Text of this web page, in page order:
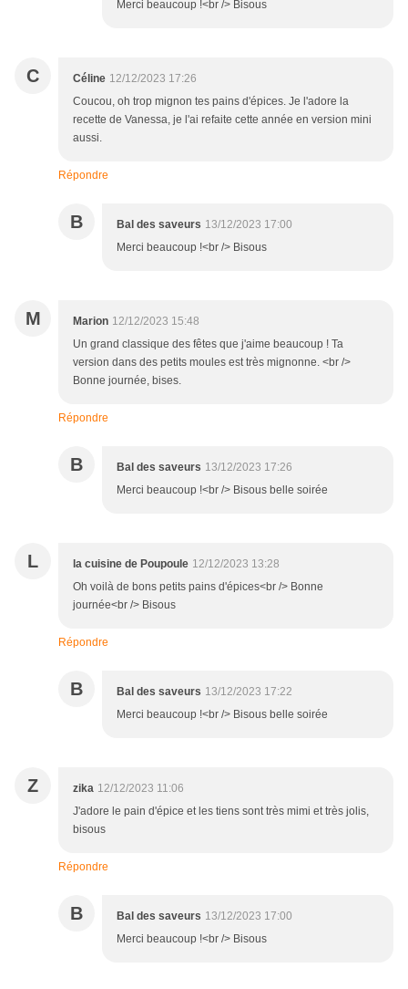
Merci beaucoup !<br /> Bisous
C Céline 12/12/2023 17:26
Coucou, oh trop mignon tes pains d'épices. Je l'adore la
recette de Vanessa, je l'ai refaite cette année en version mini
aussi.
Répondre
B Bal des saveurs 13/12/2023 17:00
Merci beaucoup !<br /> Bisous
M Marion 12/12/2023 15:48
Un grand classique des fêtes que j'aime beaucoup ! Ta
version dans des petits moules est très mignonne. <br />
Bonne journée, bises.
Répondre
B Bal des saveurs 13/12/2023 17:26
Merci beaucoup !<br /> Bisous belle soirée
L la cuisine de Poupoule 12/12/2023 13:28
Oh voilà de bons petits pains d'épices<br /> Bonne
journée<br /> Bisous
Répondre
B Bal des saveurs 13/12/2023 17:22
Merci beaucoup !<br /> Bisous belle soirée
Z zika 12/12/2023 11:06
J'adore le pain d'épice et les tiens sont très mimi et très jolis,
bisous
Répondre
B Bal des saveurs 13/12/2023 17:00
Merci beaucoup !<br /> Bisous